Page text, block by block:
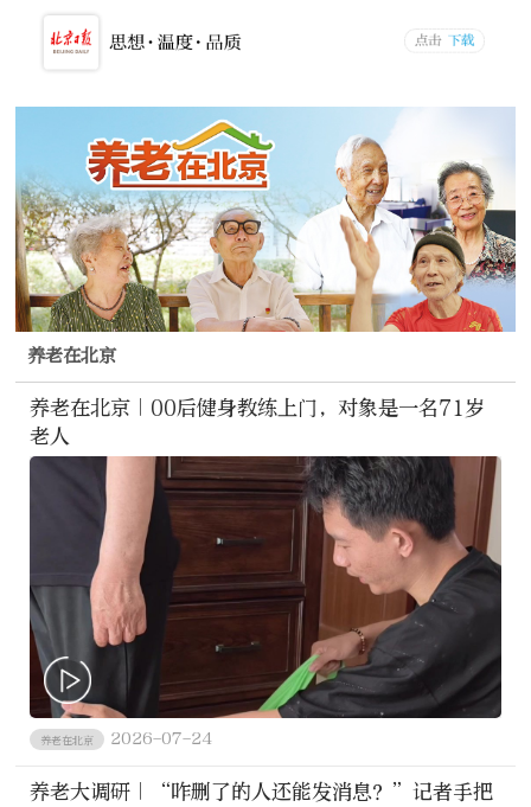
养老在北京
养老在北京｜00后健身教练上门，对象是一名71岁
老人
养老在北京 2026-07-24
养老大调研｜“咋删了的人还能发消息？”记者手把